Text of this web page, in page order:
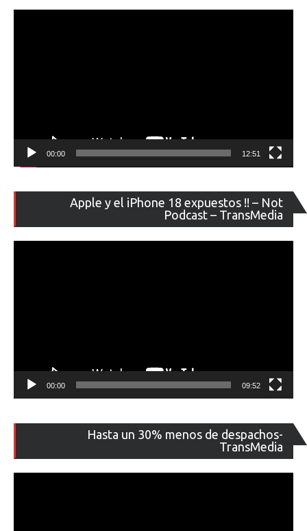
00:00 12:51
Apple y el iPhone 18 expuestos !! – Not
Podcast – TransMedia
de
00:00 09:52
Hasta un 30% menos de despachos-
TransMedia
de